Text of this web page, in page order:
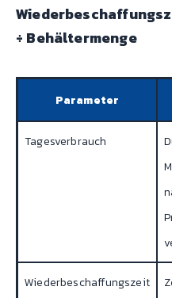
÷ Behältermenge
Parameter
Tagesverbrauch
Wiederbeschaffungszeit